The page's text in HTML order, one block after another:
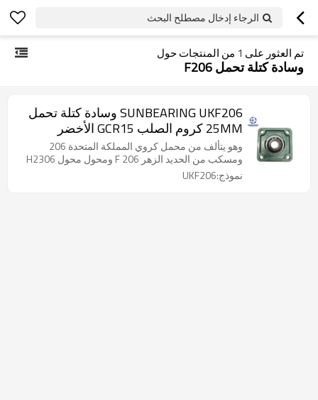
الرجاء إدخال مصطلح البحث
تم العثور على 1 من المنتجات حول
وسادة كتلة تحمل F206
SUNBEARING UKF206 وسادة كتلة تحمل
25MM كروم الصلب GCR15 الأخضر
وهو يتألف من محمل كروي المملكة المتحدة 206
ومسكب من الحديد الزهر F 206 ومحول محول H2306
نموذج:UKF206